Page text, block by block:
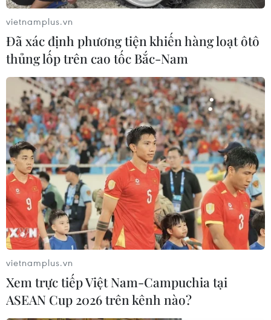
vietnamplus.vn
Đã xác định phương tiện khiến hàng loạt ôtô
thủng lốp trên cao tốc Bắc-Nam
vietnamplus.vn
Xem trực tiếp Việt Nam-Campuchia tại
ASEAN Cup 2026 trên kênh nào?